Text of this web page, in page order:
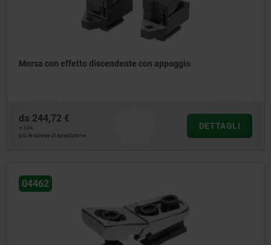
Morsa con effetto discendente con appoggio
da 244,72 €
+ IVA
più le spese di spedizione
DETTAGLI
04462